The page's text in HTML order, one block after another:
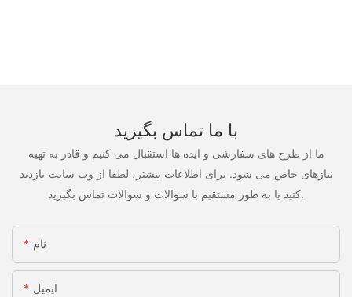
با ما تماس بگیرید
ما از طرح های سفارشی و ایده ها استقبال می کنیم و قادر به تهیه
نیازهای خاص می شود. برای اطلاعات بیشتر، لطفا از وب سایت بازدید
کنید یا به طور مستقیم با سوالات و سوالات تماس بگیرید.
نام
ایمیل